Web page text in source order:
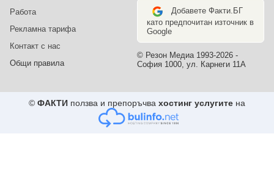
Работа
Рекламна тарифа
Контакт с нас
Общи правила
Добавете Факти.БГ
като предпочитан източник в
Google
© Резон Медиа 1993-2026 -
София 1000, ул. Карнеги 11А
© ФАКТИ ползва и препоръчва хостинг услугите на